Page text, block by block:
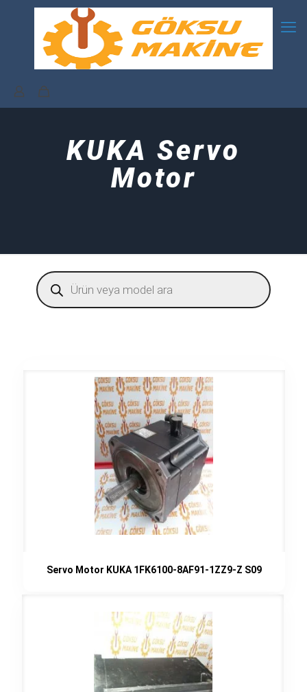
KUKA Servo
Motor
Products
search
Servo Motor KUKA 1FK6100-8AF91-1ZZ9-Z S09